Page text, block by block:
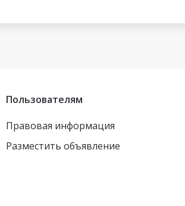
Пользователям
Правовая информация
Разместить объявление